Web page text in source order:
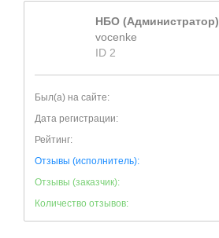
НБО (Администратор)
vocenke
ID 2
Был(а) на сайте:
Дата регистрации:
Рейтинг:
Отзывы (исполнитель):
Отзывы (заказчик):
Количество отзывов: